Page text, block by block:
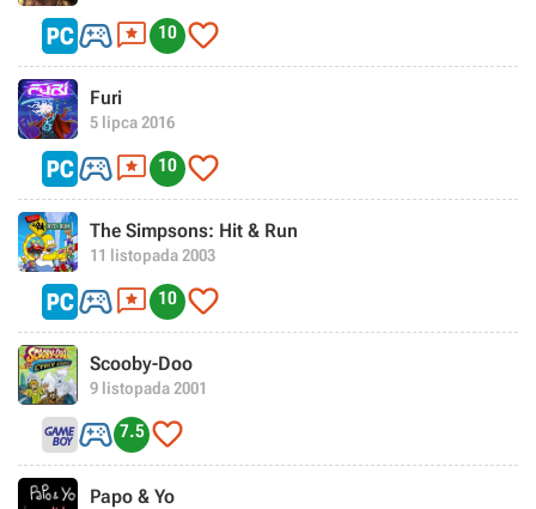
 10 
Furi
5 lipca 2016
 10 
The Simpsons: Hit & Run
11 listopada 2003
 10 
Scooby-Doo
9 listopada 2001
 7.5 
Papo & Yo